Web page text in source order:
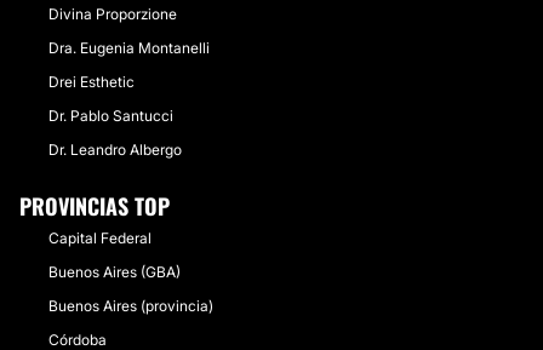
Divina Proporzione
Dra. Eugenia Montanelli
Drei Esthetic
Dr. Pablo Santucci
Dr. Leandro Albergo
PROVINCIAS TOP
Capital Federal
Buenos Aires (GBA)
Buenos Aires (provincia)
Córdoba